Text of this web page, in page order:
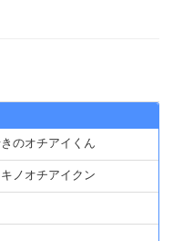
のオチアイくん
ノオチアイクン